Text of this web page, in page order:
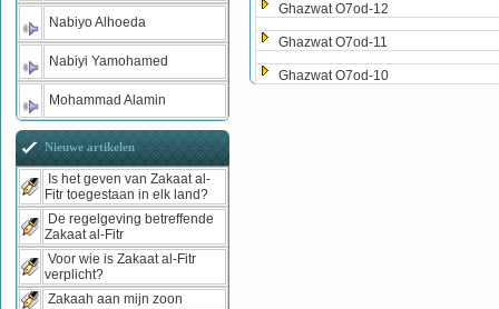
Ghazwat O7od-12
Ghazwat O7od-11
Ghazwat O7od-10
Nabiyo Alhoeda
Nabiyi Yamohamed
Mohammad Alamin
Nieuwe artikelen
Is het geven van Zakaat al-
Fitr toegestaan in elk land?
De regelgeving betreffende
Zakaat al-Fitr
Voor wie is Zakaat al-Fitr
verplicht?
Zakaah aan mijn zoon